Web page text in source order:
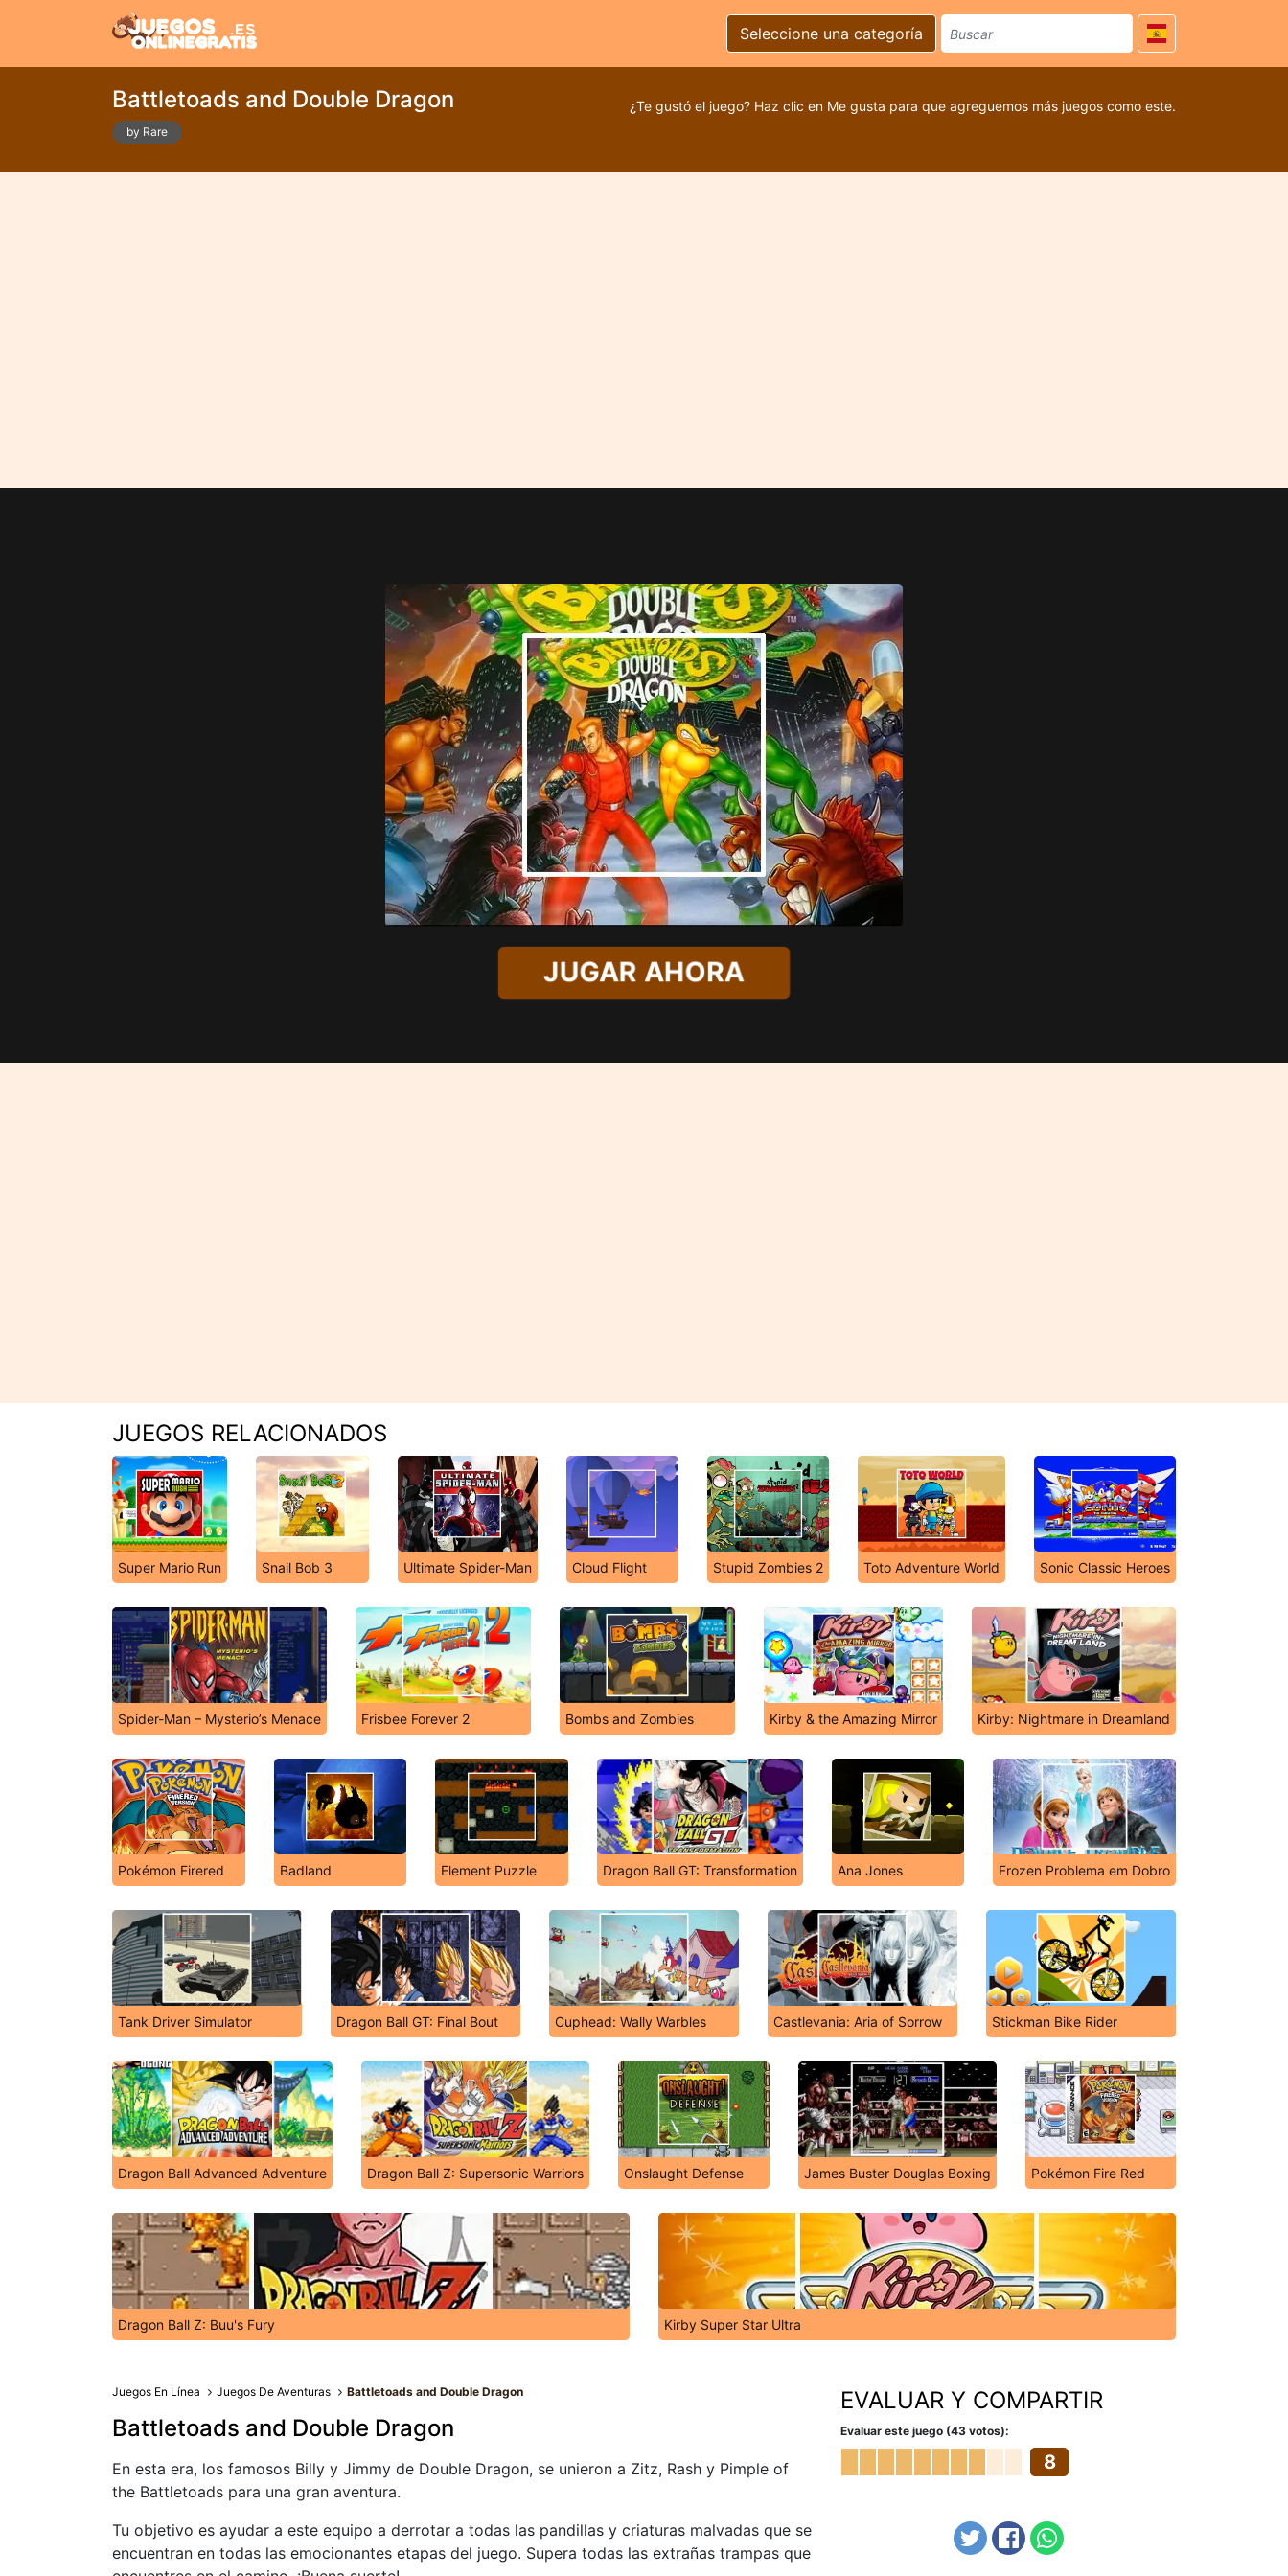
Seleccione una categoría
Battletoads and Double Dragon
by Rare
¿Te gustó el juego? Haz clic en Me gusta para que agreguemos más juegos como este.
JUGAR AHORA
JUEGOS RELACIONADOS
Super Mario Run Snail Bob 3 Ultimate Spider-Man Cloud Flight Stupid Zombies 2 Toto Adventure World Sonic Classic Heroes
Spider-Man – Mysterio’s Menace Frisbee Forever 2 Bombs and Zombies Kirby & the Amazing Mirror Kirby: Nightmare in Dreamland
Pokémon Firered Badland Element Puzzle Dragon Ball GT: Transformation Ana Jones Frozen Problema em Dobro
Tank Driver Simulator Dragon Ball GT: Final Bout Cuphead: Wally Warbles Castlevania: Aria of Sorrow Stickman Bike Rider
Dragon Ball Advanced Adventure Dragon Ball Z: Supersonic Warriors Onslaught Defense James Buster Douglas Boxing Pokémon Fire Red
Dragon Ball Z: Buu's Fury Kirby Super Star Ultra
Juegos En Línea Juegos De Aventuras Battletoads and Double Dragon
Battletoads and Double Dragon
En esta era, los famosos Billy y Jimmy de Double Dragon, se unieron a Zitz, Rash y Pimple of
the Battletoads para una gran aventura.
Tu objetivo es ayudar a este equipo a derrotar a todas las pandillas y criaturas malvadas que se
encuentran en todas las emocionantes etapas del juego. Supera todas las extrañas trampas que
EVALUAR Y COMPARTIR
Evaluar este juego (43 votos):
8